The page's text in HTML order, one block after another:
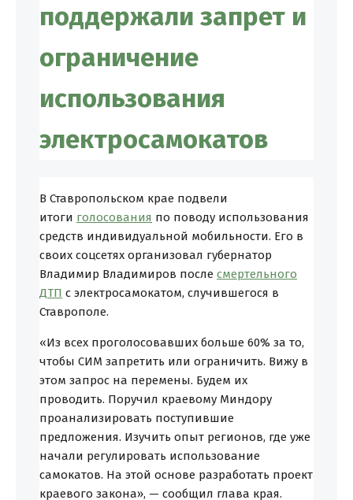
поддержали запрет и
ограничение
использования
электросамокатов
В Ставропольском крае подвели
итоги голосования по поводу использования
средств индивидуальной мобильности. Его в
своих соцсетях организовал губернатор
Владимир Владимиров после смертельного
ДТП с электросамокатом, случившегося в
Ставрополе.
«Из всех проголосовавших больше 60% за то,
чтобы СИМ запретить или ограничить. Вижу в
этом запрос на перемены. Будем их
проводить. Поручил краевому Миндору
проанализировать поступившие
предложения. Изучить опыт регионов, где уже
начали регулировать использование
самокатов. На этой основе разработать проект
краевого закона», — сообщил глава края.